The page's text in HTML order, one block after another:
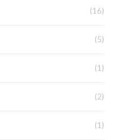
(16)
(5)
(1)
(2)
(1)